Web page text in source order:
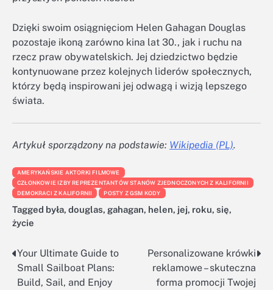
Dzięki swoim osiągnięciom Helen Gahagan Douglas
pozostaje ikoną zarówno kina lat 30., jak i ruchu na
rzecz praw obywatelskich. Jej dziedzictwo będzie
kontynuowane przez kolejnych liderów społecznych,
którzy będą inspirowani jej odwagą i wizją lepszego
świata.
Artykuł sporządzony na podstawie: Wikipedia (PL).
AMERYKAŃSKIE AKTORKI FILMOWE
CZŁONKOWIE IZBY REPREZENTANTÓW STANÓW ZJEDNOCZONYCH Z KALIFORNII
DEMOKRACI Z KALIFORNII
POSTY Z GSM KODY
Tagged była, douglas, gahagan, helen, jej, roku, się,
życie
Nawigacja
wpisu
Your Ultimate Guide to
Small Sailboat Plans:
Build, Sail, and Enjoy
Personalizowane krówki
reklamowe – skuteczna
forma promocji Twojej